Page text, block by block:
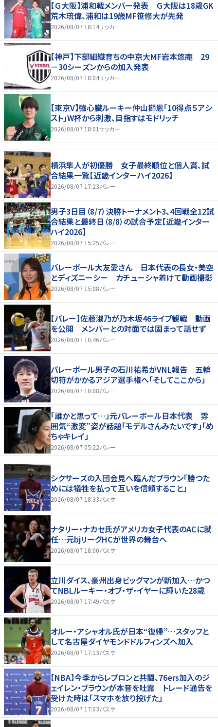
【Ｇ大阪】浦和戦メンバー発表 Ｇ大阪は18歳GK
荒木琉偉、浦和は19歳MF笹修大が先発
2026/08/07 18:14サッカー
【神戸】下部組織育ちの中京大MF岩本悠庵 29
－30シーズンからの加入発表
2026/08/07 18:04サッカー
【東京V】強心臓ルーキー仲山獅恩「10得点５アシ
スト」W杯から刺激、目指すはモドリッチ
2026/08/07 18:01サッカー
横浜隼人が初優勝 女子最終順位と個人賞、試
合結果一覧【近畿インターハイ2026】
2026/08/07 17:23バレー
男子3日目（8/7）決勝トーナメント3、4回戦全12試
合結果と最終日（8/8）の試合予定【近畿インター
ハイ2026】
2026/08/07 15:25バレー
バレーボール大友愛さん 日本代表の長女・美空
とディズニーシー カチューシャ着けて動画撮影
2026/08/07 15:08バレー
【バレー】佐藤淑乃が乃木坂46ライブ観戦 動画
を公開 メンバーとの対面では固まって話せず
2026/08/07 10:46バレー
バレーボール男子の石川祐希がVNL報告 五輪
切符がかかるアジア選手権へ「そしてここから」
2026/08/07 10:08バレー
「誰かと思って…」元バレーボール日本代表 雰
囲気“激変”姿が話題「モデルさんみたいです」「め
ちゃキレイ」
2026/08/07 05:22バレー
シクサーズの入団会見へ臨んだブラウン「勝つた
めには犠牲を払って互いを信頼すること」
2026/08/07 18:33バスケ
ナタリー・ナカセ氏がアメリカ女子代表のACに就
任…元bjリーグHCが世界の舞台へ
2026/08/07 18:00バスケ
立川ダイス、豪州出身ビッグマンが新加入…かつ
てNBLルーキー・オブ・ザ・イヤーに輝いた28歳
2026/08/07 17:49バスケ
オルー・アシャオル氏が日本“復帰”…スタッフと
して名古屋ダイヤモンドドルフィンズへ加入
2026/08/07 17:13バスケ
【NBA】今季からレブロンと共闘、76ers加入のジ
ェイレン・ブラウンが本音を吐露 トレード通告を
受けた時は「スマホを放り投げた」
2026/08/07 17:03バスケ